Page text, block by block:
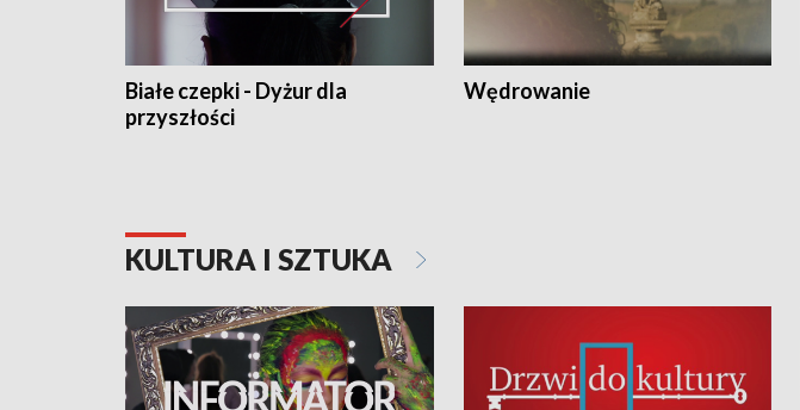
Białe czepki - Dyżur dla
przyszłości
Wędrowanie
KULTURA I SZTUKA